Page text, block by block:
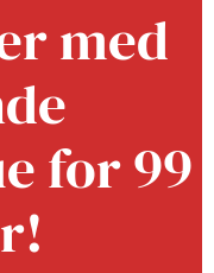
med
for 99